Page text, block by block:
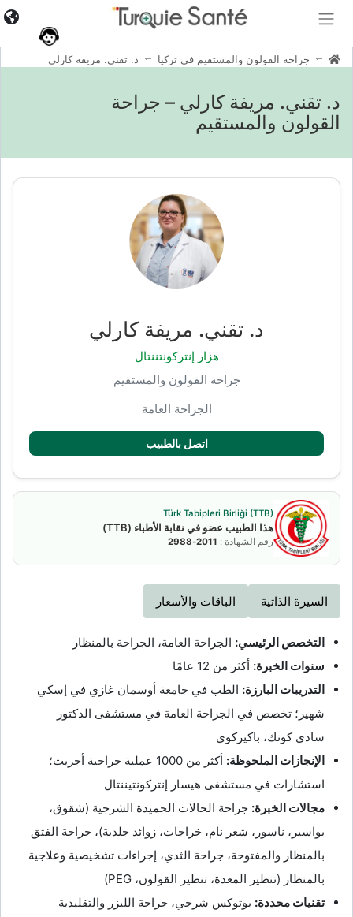
جراحة القولون والمستقيم في تركيا د. تقني. مريفة كارلي
د. تقني. مريفة كارلي – جراحة
القولون والمستقيم
د. تقني. مريفة كارلي
هزار إنتركونتننتال
جراحة القولون والمستقيم
الجراحة العامة
اتصل بالطبيب
Türk Tabipleri Birliği (TTB)
هذا الطبيب عضو في نقابة الأطباء (TTB)
رقم الشهادة : 2011-2988
السيرة الذاتية الباقات والأسعار
التخصص الرئيسي: الجراحة العامة، الجراحة بالمنظار
سنوات الخبرة: أكثر من 12 عامًا
التدريبات البارزة: الطب في جامعة أوسمان غازي في إسكي
شهير؛ تخصص في الجراحة العامة في مستشفى الدكتور
سادي كونك، باكيركوي
الإنجازات الملحوظة:
أكثر من 1000 عملية جراحية أجريت؛
استشارات في مستشفى هيسار إنتركونتيننتال
مجالات الخبرة: جراحة الحالات الحميدة الشرجية (شقوق،
بواسير، ناسور، شعر نام، خراجات، زوائد جلدية)، جراحة الفتق
بالمنظار والمفتوحة، جراحة الثدي، إجراءات تشخيصية وعلاجية
بالمنظار (تنظير المعدة، تنظير القولون، PEG)
تقنيات محددة: بوتوكس شرجي، جراحة الليزر والتقليدية